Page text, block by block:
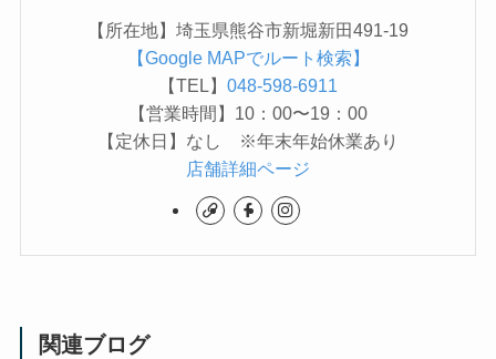
【所在地】埼玉県熊谷市新堀新田491-19
【Google MAPでルート検索】
【TEL】 048-598-6911
【営業時間】10：00〜19：00
【定休日】なし ※年末年始休業あり
店舗詳細ページ
関連ブログ